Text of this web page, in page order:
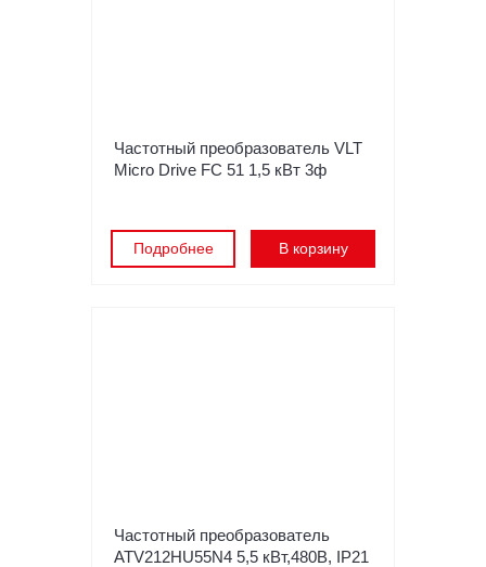
Частотный преобразователь VLT
Micro Drive FC 51 1,5 кВт 3ф
Подробнее В корзину
Частотный преобразователь
ATV212HU55N4 5,5 кВт,480В, IP21